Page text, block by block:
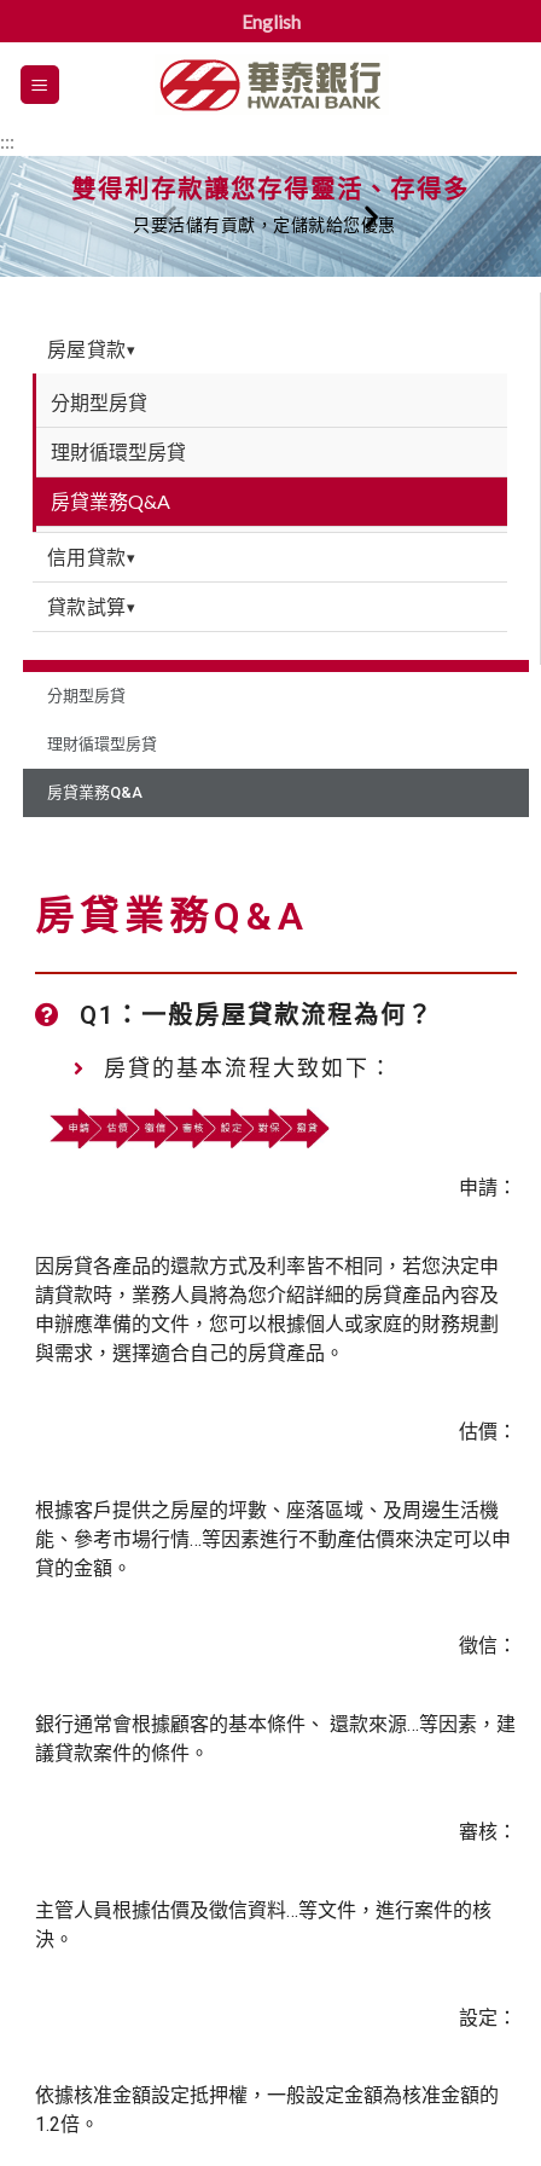
English
堡
:::
雙得利存款讓您存得靈活、存得多
只要活儲有貢獻，定儲就給您優惠
房屋貸款▾
分期型房貸
理財循環型房貸
房貸業務Q&A
信用貸款▾
貸款試算▾
分期型房貸
理財循環型房貸
房貸業務Q&A
房貸業務Q&A
Q1：一般房屋貸款流程為何？
房貸的基本流程大致如下：
申請：
因房貸各產品的還款方式及利率皆不相同，若您決定申
請貸款時，業務人員將為您介紹詳細的房貸產品內容及
申辦應準備的文件，您可以根據個人或家庭的財務規劃
與需求，選擇適合自己的房貸產品。
估價：
根據客戶提供之房屋的坪數、座落區域、及周邊生活機
能、參考市場行情…等因素進行不動產估價來決定可以申
貸的金額。
徵信：
銀行通常會根據顧客的基本條件、 還款來源…等因素，建
議貸款案件的條件。
審核：
主管人員根據估價及徵信資料…等文件，進行案件的核
決。
設定：
依據核准金額設定抵押權，一般設定金額為核准金額的
1.2倍。